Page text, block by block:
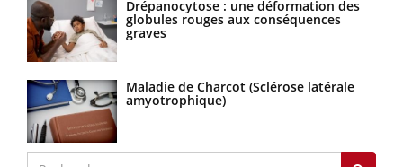
Drépanocytose : une déformation des
globules rouges aux conséquences
graves
Maladie de Charcot (Sclérose latérale
amyotrophique)